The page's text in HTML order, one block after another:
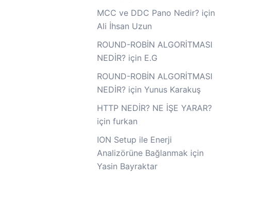
MCC ve DDC Pano Nedir?için
Ali İhsan Uzun
ROUND-ROBİN ALGORİTMASI
NEDİR?için E.G
ROUND-ROBİN ALGORİTMASI
NEDİR?için Yunus Karakuş
HTTP NEDİR? NE İŞE YARAR?
için furkan
ION Setup ile Enerji
Analizörüne Bağlanmak için
Yasin Bayraktar